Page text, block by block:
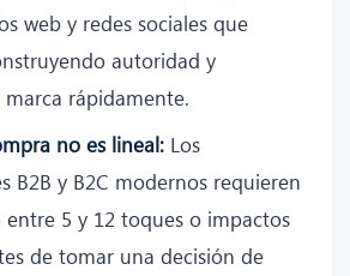
web y redes sociales que
autoridad y
rápidamente.
no es lineal: Los
B2B y B2C modernos requieren
5 y 12 toques o impactos
de tomar una decisión de